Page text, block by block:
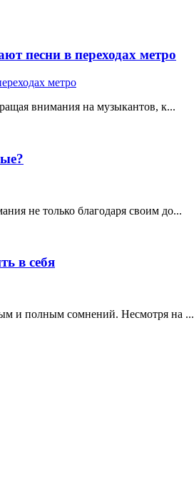
песни в переходах метро
внимания на музыкантов, к...
не только благодаря своим до...
в себя
и полным сомнений. Несмотря на ...